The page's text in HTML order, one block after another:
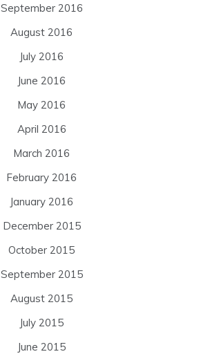
September 2016
August 2016
July 2016
June 2016
May 2016
April 2016
March 2016
February 2016
January 2016
December 2015
October 2015
September 2015
August 2015
July 2015
June 2015